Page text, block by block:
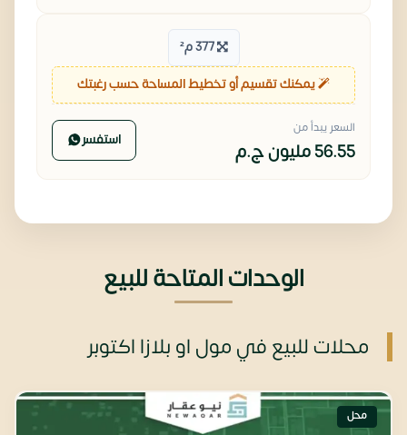
377 م²
يمكنك تقسيم أو تخطيط المساحة حسب رغبتك
السعر يبدأ من
56.55 مليون ج.م استفسر
الوحدات المتاحة للبيع
محلات للبيع في مول او بلازا اكتوبر
محل